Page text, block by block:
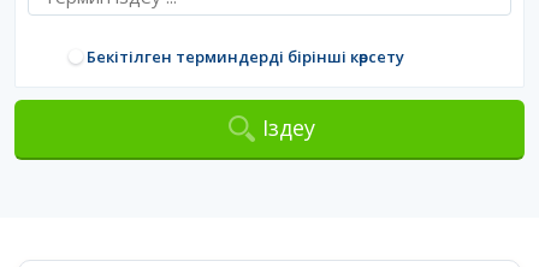
Бекітілген терминдерді бірінші көрсету
Іздеу